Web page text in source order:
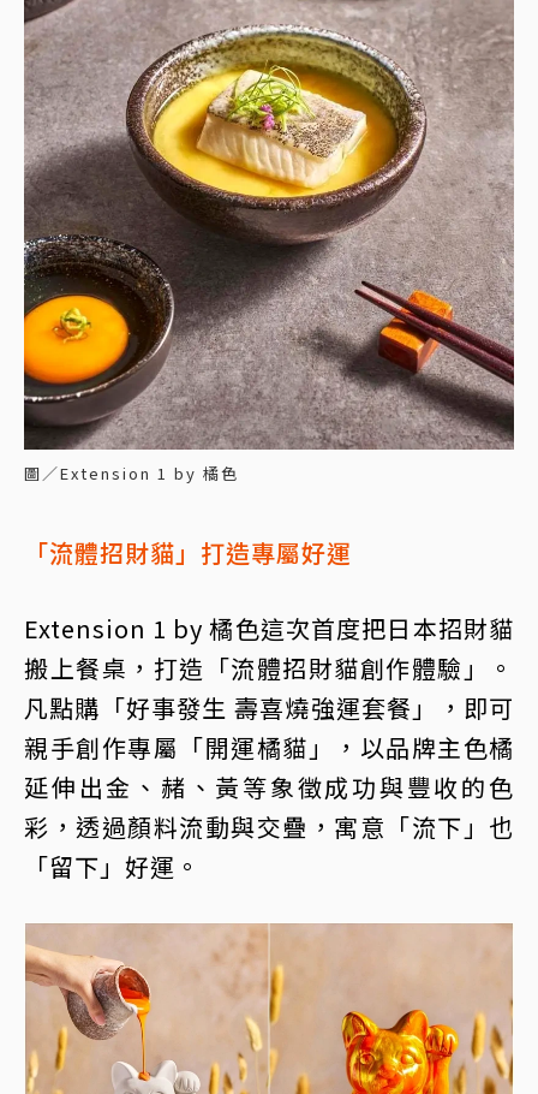
圖／Extension 1 by 橘色
「流體招財貓」打造專屬好運
Extension 1 by 橘色這次首度把日本招財貓
搬上餐桌，打造「流體招財貓創作體驗」。
凡點購「好事發生 壽喜燒強運套餐」，即可
親手創作專屬「開運橘貓」，以品牌主色橘
延伸出金、赭、黃等象徵成功與豐收的色
彩，透過顏料流動與交疊，寓意「流下」也
「留下」好運。